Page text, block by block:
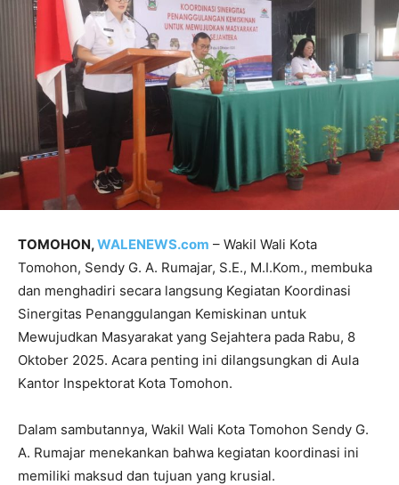
TOMOHON,WALENEWS.com – Wakil Wali Kota
Tomohon, Sendy G. A. Rumajar, S.E., M.I.Kom., membuka
dan menghadiri secara langsung Kegiatan Koordinasi
Sinergitas Penanggulangan Kemiskinan untuk
Mewujudkan Masyarakat yang Sejahtera pada Rabu, 8
Oktober 2025. Acara penting ini dilangsungkan di Aula
Kantor Inspektorat Kota Tomohon.
Dalam sambutannya, Wakil Wali Kota Tomohon Sendy G.
A. Rumajar menekankan bahwa kegiatan koordinasi ini
memiliki maksud dan tujuan yang krusial.